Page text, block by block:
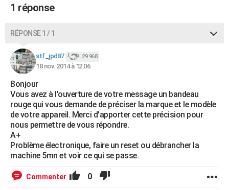
BONS PLANS
CARTE DE VOEUX
Carte de Noël
Carte Bonne année
Carte Saint-Valentin
Carte Pâques
Carte d'anniversaire
DICTIONNAIRE
Dictionnaire
Biographies
Citations
Expressions
Proverbes
COPAINS D'AVANT
S'inscrire
Se connecter
Lycées
Collèges
Primaires
Universités
Entreprises
Service militaire
Avis de recherche
AVIS DE DÉCÈS
FORUM
Bricolage
Lifestyle
Culture
Sport
Auto
Television
Voyage
Cinema
1 réponse
RÉPONSE 1 / 1
stf_jpd87 29 968
18 nov. 2014 à 12:06
Bonjour
Vous avez à l'ouverture de votre message un bandeau
rouge qui vous demande de préciser la marque et le modèle
de votre appareil. Merci d'apporter cette précision pour
nous permettre de vous répondre.
A+
Problème électronique, faire un reset ou débrancher la
machine 5mn et voir ce qui se passe.
Commenter 0